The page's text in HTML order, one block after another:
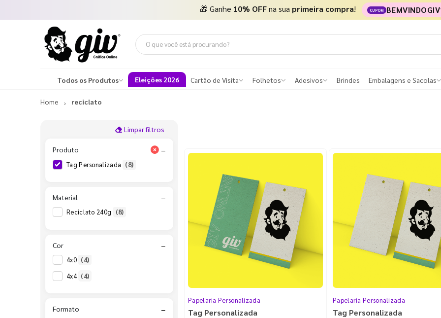
🎁 Ganhe 10% OFFna sua primeira compra! CUPOM
Todos os Produtos Eleições 2026 Cartão de Visita Folhetos Adesivos Brindes Embalagens e Sacolas
Home reciclato
Limpar filtros
Produto −
Tag Personalizada (8)
Material −
Reciclato 240g (8)
Cor −
4x0 (4)
4x4 (4)
Formato −
Papelaria Personalizada
Tag Personalizada
Papelaria Personalizada
Tag Personalizada